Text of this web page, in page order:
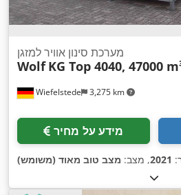
Wiefelstede 3,275 km
מערכת סינון אוויר למזגן
Wolf KG Top 4040, 47000
מידע על מחיר
2021, מצב: מצב טוב מאוד (משומש)